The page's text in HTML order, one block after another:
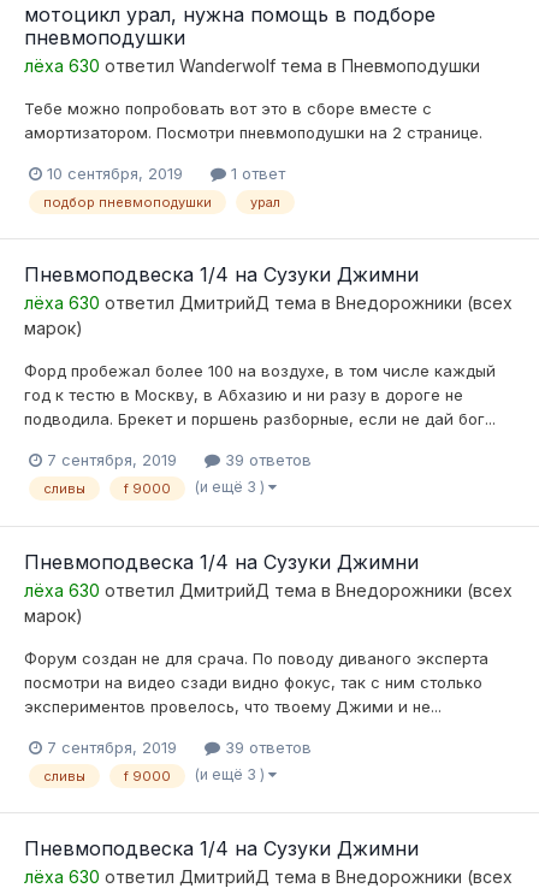
мотоцикл урал, нужна помощь в подборе
пневмоподушки
лёха 630 ответил Wanderwolf тема в Пневмоподушки
Тебе можно попробовать вот это в сборе вместе с
амортизатором. Посмотри пневмоподушки на 2 странице.
10 сентября, 2019 1 ответ
подбор пневмоподушки урал
Пневмоподвеска 1/4 на Сузуки Джимни
лёха 630 ответил ДмитрийД тема в Внедорожники (всех
марок)
Форд пробежал более 100 на воздухе, в том числе каждый
год к тестю в Москву, в Абхазию и ни разу в дороге не
подводила. Брекет и поршень разборные, если не дай бог...
7 сентября, 2019 39 ответов
сливы f 9000 (и ещё 3 )
Пневмоподвеска 1/4 на Сузуки Джимни
лёха 630 ответил ДмитрийД тема в Внедорожники (всех
марок)
Форум создан не для срача. По поводу диваного эксперта
посмотри на видео сзади видно фокус, так с ним столько
экспериментов провелось, что твоему Джими и не...
7 сентября, 2019 39 ответов
сливы f 9000 (и ещё 3 )
Пневмоподвеска 1/4 на Сузуки Джимни
лёха 630 ответил ДмитрийД тема в Внедорожники (всех